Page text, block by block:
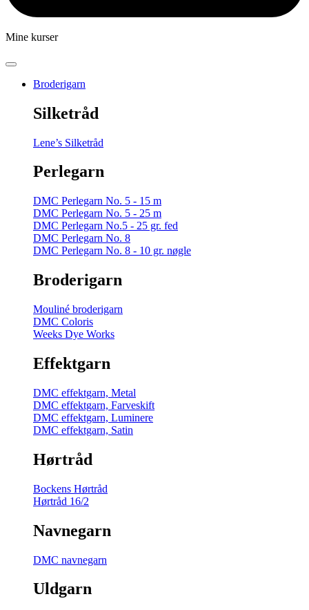
Mine kurser
Broderigarn
Silketråd
Lene’s Silketråd
Perlegarn
DMC Perlegarn No. 5 - 15 m
DMC Perlegarn No. 5 - 25 m
DMC Perlegarn No.5 - 25 gr. fed
DMC Perlegarn No. 8
DMC Perlegarn No. 8 - 10 gr. nøgle
Broderigarn
Mouliné broderigarn
DMC Coloris
Weeks Dye Works
Effektgarn
DMC effektgarn, Metal
DMC effektgarn, Farveskift
DMC effektgarn, Luminere
DMC effektgarn, Satin
Hørtråd
Bockens Hørtråd
Hørtråd 16/2
Navnegarn
DMC navnegarn
Uldgarn